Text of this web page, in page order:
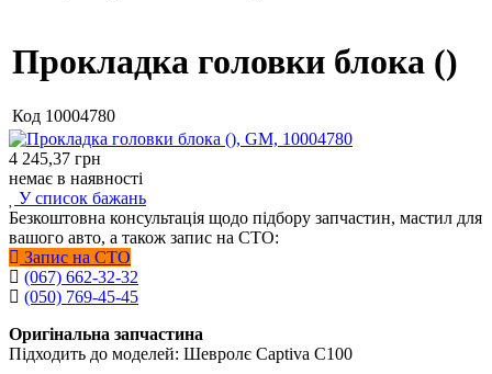
Прокладка головки блока ()
Код 10004780
4 245,37 грн
немає в наявності
У список бажань
Безкоштовна консультація щодо підбору запчастин, мастил для
вашого авто, а також запис на СТО:
Запис на СТО
(067) 662-32-32
(050) 769-45-45
Оригінальна запчастина
Підходить до моделей: Шевролє Captiva C100